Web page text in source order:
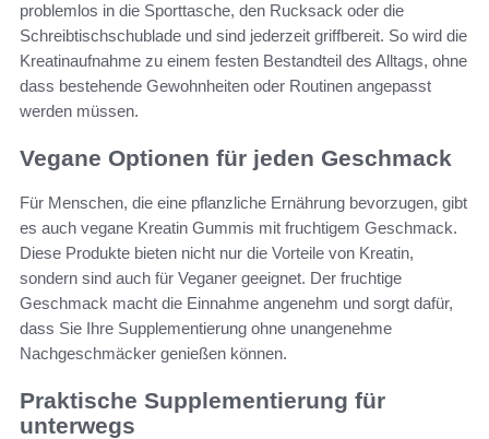
problemlos in die Sporttasche, den Rucksack oder die
Schreibtischschublade und sind jederzeit griffbereit. So wird die
Kreatinaufnahme zu einem festen Bestandteil des Alltags, ohne
dass bestehende Gewohnheiten oder Routinen angepasst
werden müssen.
Vegane Optionen für jeden Geschmack
Für Menschen, die eine pflanzliche Ernährung bevorzugen, gibt
es auch vegane Kreatin Gummis mit fruchtigem Geschmack.
Diese Produkte bieten nicht nur die Vorteile von Kreatin,
sondern sind auch für Veganer geeignet. Der fruchtige
Geschmack macht die Einnahme angenehm und sorgt dafür,
dass Sie Ihre Supplementierung ohne unangenehme
Nachgeschmäcker genießen können.
Praktische Supplementierung für
unterwegs